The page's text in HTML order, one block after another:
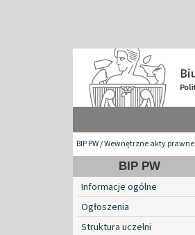
BIP PW/Wewnętrzne akty prawne
BIP PW
Informacje ogólne
Ogłoszenia
Struktura uczelni